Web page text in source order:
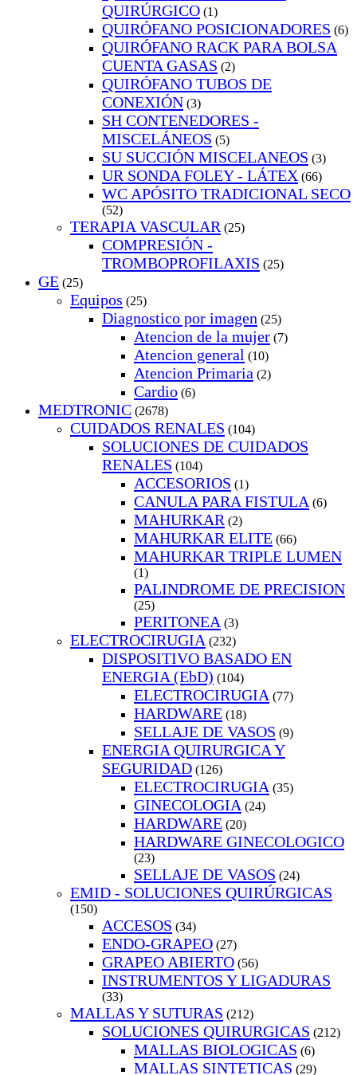
QUIRÚRGICO (1)
QUIRÓFANO POSICIONADORES (6)
QUIRÓFANO RACK PARA BOLSA
CUENTA GASAS (2)
QUIRÓFANO TUBOS DE
CONEXIÓN (3)
SH CONTENEDORES -
MISCELÁNEOS (5)
SU SUCCIÓN MISCELANEOS (3)
UR SONDA FOLEY - LÁTEX (66)
WC APÓSITO TRADICIONAL SECO
(52)
TERAPIA VASCULAR (25)
COMPRESIÓN -
TROMBOPROFILAXIS (25)
GE (25)
Equipos (25)
Diagnostico por imagen (25)
Atencion de la mujer (7)
Atencion general (10)
Atencion Primaria (2)
Cardio (6)
MEDTRONIC (2678)
CUIDADOS RENALES (104)
SOLUCIONES DE CUIDADOS
RENALES (104)
ACCESORIOS (1)
CANULA PARA FISTULA (6)
MAHURKAR (2)
MAHURKAR ELITE (66)
MAHURKAR TRIPLE LUMEN
(1)
PALINDROME DE PRECISION
(25)
PERITONEA (3)
ELECTROCIRUGIA (232)
DISPOSITIVO BASADO EN
ENERGIA (EbD) (104)
ELECTROCIRUGIA (77)
HARDWARE (18)
SELLAJE DE VASOS (9)
ENERGIA QUIRURGICA Y
SEGURIDAD (126)
ELECTROCIRUGIA (35)
GINECOLOGIA (24)
HARDWARE (20)
HARDWARE GINECOLOGICO
(23)
SELLAJE DE VASOS (24)
EMID - SOLUCIONES QUIRÚRGICAS
(150)
ACCESOS (34)
ENDO-GRAPEO (27)
GRAPEO ABIERTO (56)
INSTRUMENTOS Y LIGADURAS
(33)
MALLAS Y SUTURAS (212)
SOLUCIONES QUIRURGICAS (212)
MALLAS BIOLOGICAS (6)
MALLAS SINTETICAS (29)